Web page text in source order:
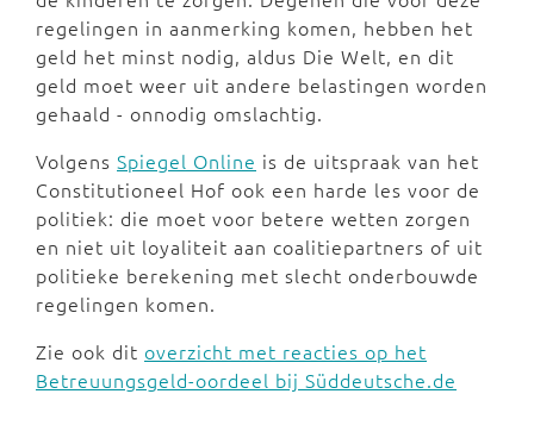
regelingen in aanmerking komen, hebben het
geld het minst nodig, aldus Die Welt, en dit
geld moet weer uit andere belastingen worden
gehaald - onnodig omslachtig.
Volgens Spiegel Online is de uitspraak van het
Constitutioneel Hof ook een harde les voor de
politiek: die moet voor betere wetten zorgen
en niet uit loyaliteit aan coalitiepartners of uit
politieke berekening met slecht onderbouwde
regelingen komen.
Zie ook dit overzicht met reacties op het
Betreuungsgeld-oordeel bij Süddeutsche.de